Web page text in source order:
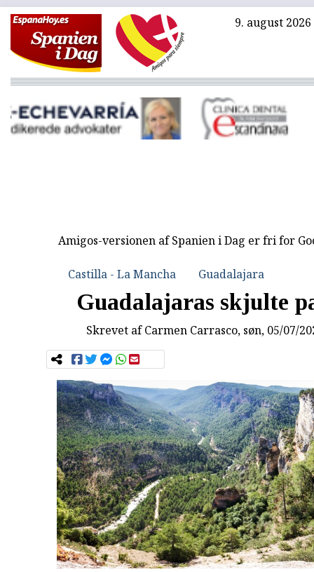
9. august 2026
Amigos-versionen af Spanien i Dag er fri for
Castilla - La Mancha Guadalajara
Guadalajaras skjulte
Skrevet afCarmen Carrasco, søn, 05/07/